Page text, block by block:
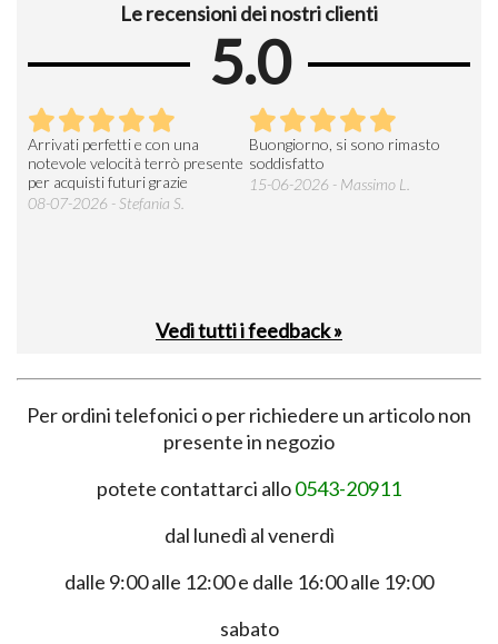
Le recensioni dei nostri clienti
5.0
Arrivati perfetti e con una
notevole velocità terrò presente
per acquisti futuri grazie
08-07-2026 - Stefania S.
Buongiorno, si sono rimasto
soddisfatto
15-06-2026 - Massimo L.
Vedi tutti i feedback »
Per ordini telefonici o per richiedere un articolo non
presente in negozio
potete contattarci allo0543-20911
dal lunedì al venerdì
dalle 9:00 alle 12:00 e dalle 16:00 alle 19:00
sabato